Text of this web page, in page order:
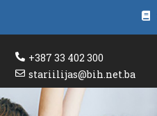
+387 33 402 300
stariilijas@bih.net.ba